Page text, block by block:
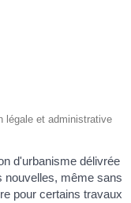
légale et administrative
d'urbanisme délivrée
nouvelles, même sans
pour certains travaux